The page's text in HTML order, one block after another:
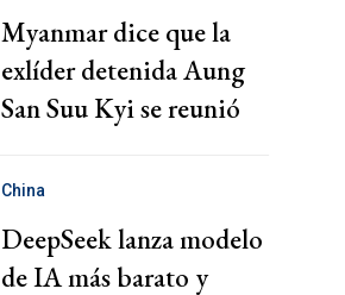
Myanmar dice que la
exlíder detenida Aung
San Suu Kyi se reunió
la Cruz Roja
China
DeepSeek lanza modelo
de IA más barato y